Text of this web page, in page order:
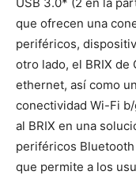
que ofrecen una
periféricos,
otro lado, el BRIX de
ethernet, así como
conectividad Wi-Fi
al BRIX en una
periféricos
que permite a los